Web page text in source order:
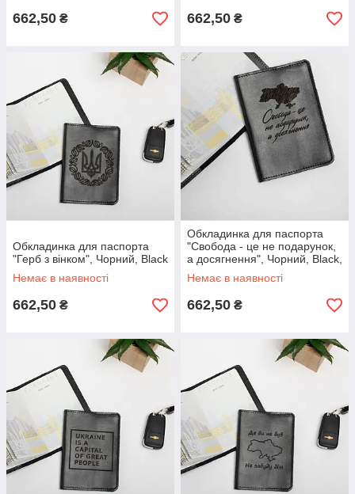
662,50 ₴ 662,50 ₴
Обкладинка для паспорта
"Герб з вінком", Чорний, Black
Немає в наявності
662,50 ₴
Обкладинка для паспорта
"Свобода - це не подарунок,
а досягнення", Чорний, Black,
українська
Немає в наявності
662,50 ₴